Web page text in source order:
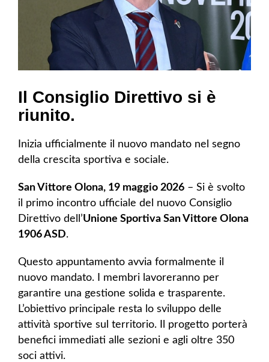
Il Consiglio Direttivo si è
riunito.
Inizia ufficialmente il nuovo mandato nel segno
della crescita sportiva e sociale.
San Vittore Olona, 19 maggio 2026 – Si è svolto
il primo incontro ufficiale del nuovo Consiglio
Direttivo dell’Unione Sportiva San Vittore Olona
1906 ASD.
Questo appuntamento avvia formalmente il
nuovo mandato. I membri lavoreranno per
garantire una gestione solida e trasparente.
L’obiettivo principale resta lo sviluppo delle
attività sportive sul territorio. Il progetto porterà
benefici immediati alle sezioni e agli oltre 350
soci attivi.